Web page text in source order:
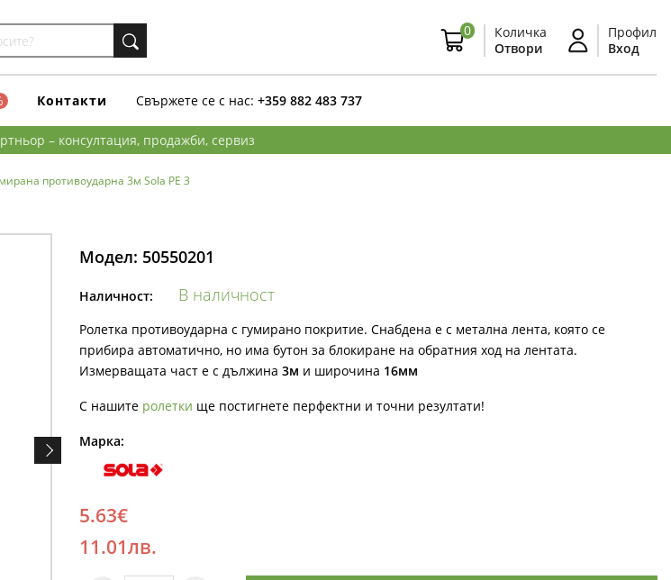
0
Количка
Отвори
Профил
Вход
Контакти Свържете се с нас: +359 882 483 737
– консултация, продажби, сервиз
противоударна 3м Sola PE 3
Модел: 50550201
Наличност: В наличност
Ролетка противоударна с гумирано покритие. Снабдена е с метална лента, която се
прибира автоматично, но има бутон за блокиране на обратния ход на лентата.
Измерващата част е с дължина 3м и широчина 16мм
С нашите ролетки ще постигнете перфектни и точни резултати!
Марка:
5.63€
11.01лв.